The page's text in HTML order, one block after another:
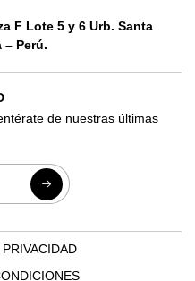
F Lote 5 y 6 Urb. Santa
– Perú.
de nuestras últimas